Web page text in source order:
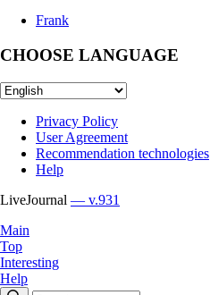
Frank
CHOOSE LANGUAGE
Privacy Policy
User Agreement
Recommendation technologies
Help
LiveJournal — v.931
Main
Top
Interesting
Help